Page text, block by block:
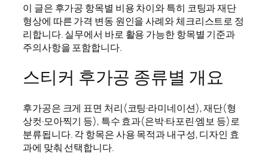
이 글은 후가공 항목별 비용 차이와 특히 코팅과 재단
형상에 따른 가격 변동 원인을 사례와 체크리스트로 정
리합니다. 실무에서 바로 활용 가능한 항목별 기준과
주의사항을 포함합니다.
스티커 후가공 종류별 개요
후가공은 크게 표면 처리(코팅·라미네이션), 재단(형
상컷·모아찍기 등), 특수 효과(은박·타포린·엠보 등)로
분류됩니다. 각 항목은 사용 목적과 내구성, 디자인 효
과에 맞춰 선택합니다.